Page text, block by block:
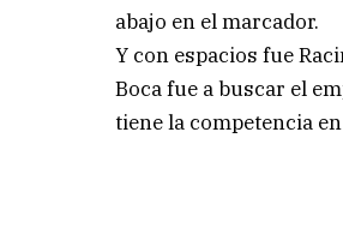
abajo en el marcador.
Y con espacios fue
Boca fue a buscar el
tiene la competencia